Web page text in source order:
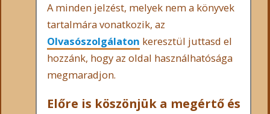
A minden jelzést, melyek nem a könyvek
tartalmára vonatkozik, az
Olvasószolgálaton keresztül juttasd el
hozzánk, hogy az oldal használhatósága
megmaradjon.
Előre is köszönjük a megértő és